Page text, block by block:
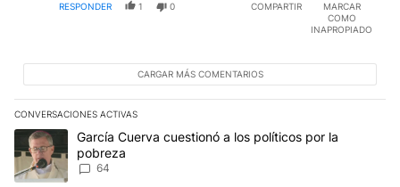
RESPONDER 1 0 COMPARTIR
MARCAR
COMO
INAPROPIADO
CARGAR MÁS COMENTARIOS
CONVERSACIONES ACTIVAS
Este listado muestra los artículos con más comentarios en los
Un artículo de tendencia con el título "García Cuerva cuestionó
García Cuerva cuestionó a los políticos por la
pobreza
64